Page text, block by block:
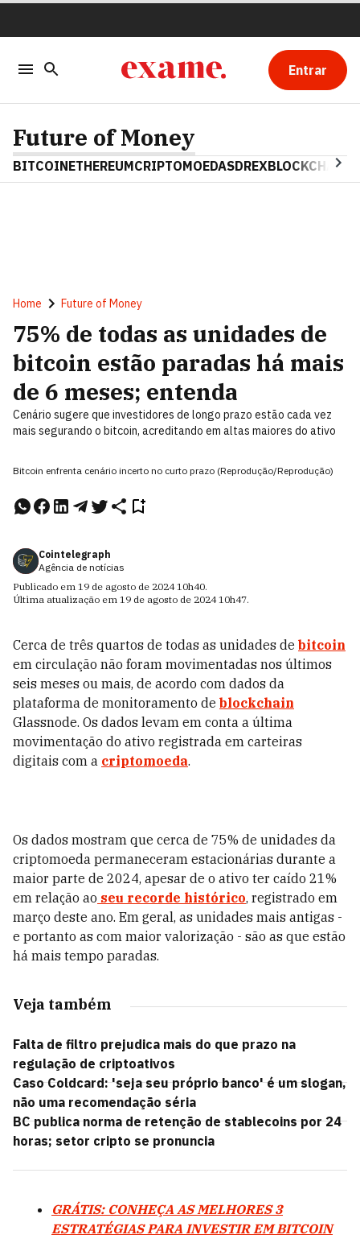
Entrar
Future of Money
BITCOINETHEREUMCRIPTOMOEDASDREXBLOCKCHAIN
Home Future of Money
75% de todas as unidades de
bitcoin estão paradas há mais
de 6 meses; entenda
Cenário sugere que investidores de longo prazo estão cada vez
mais segurando o bitcoin, acreditando em altas maiores do ativo
Bitcoin enfrenta cenário incerto no curto prazo (Reprodução/Reprodução)
Cointelegraph
Agência de notícias
Publicado em 19 de agosto de 2024 10h40.
Última atualização em 19 de agosto de 2024 10h47.
Cerca de três quartos de todas as unidades de bitcoin
em circulação não foram movimentadas nos últimos
seis meses ou mais, de acordo com dados da
plataforma de monitoramento de blockchain
Glassnode. Os dados levam em conta a última
movimentação do ativo registrada em carteiras
digitais com a criptomoeda.
Os dados mostram que cerca de 75% de unidades da
criptomoeda permaneceram estacionárias durante a
maior parte de 2024, apesar de o ativo ter caído 21%
em relação ao seu recorde histórico, registrado em
março deste ano. Em geral, as unidades mais antigas -
e portanto as com maior valorização - são as que estão
há mais tempo paradas.
Veja também
Falta de filtro prejudica mais do que prazo na
regulação de criptoativos
Caso Coldcard: 'seja seu próprio banco' é um slogan,
não uma recomendação séria
BC publica norma de retenção de stablecoins por 24
horas; setor cripto se pronuncia
GRÁTIS: CONHEÇA AS MELHORES 3
ESTRATÉGIAS PARA INVESTIR EM BITCOIN